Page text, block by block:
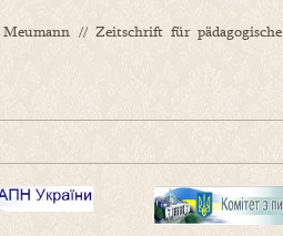
// Zeitschrift für pädagogische